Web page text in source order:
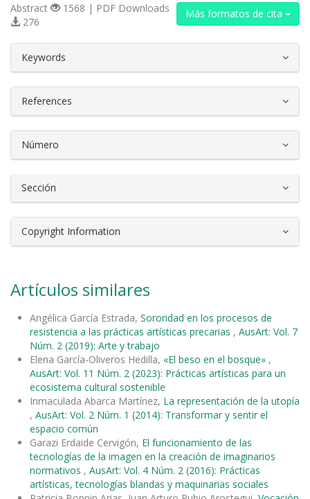
Más formatos de cita
Abstract
1568 | PDF Downloads
276
Keywords
References
Número
Sección
Copyright Information
Artículos similares
Angélica García Estrada, Sororidad en los procesos de
resistencia a las prácticas artísticas precarias , AusArt: Vol. 7
Núm. 2 (2019): Arte y trabajo
Elena García-Oliveros Hedilla, «El beso en el bosque» ,
AusArt: Vol. 11 Núm. 2 (2023): Prácticas artísticas para un
ecosistema cultural sostenible
Inmaculada Abarca Martínez, La representación de la utopía
, AusArt: Vol. 2 Núm. 1 (2014): Transformar y sentir el
espacio común
Garazi Erdaide Cervigón, El funcionamiento de las
tecnologías de la imagen en la creación de imaginarios
normativos , AusArt: Vol. 4 Núm. 2 (2016): Prácticas
artísticas, tecnologías blandas y maquinarias sociales